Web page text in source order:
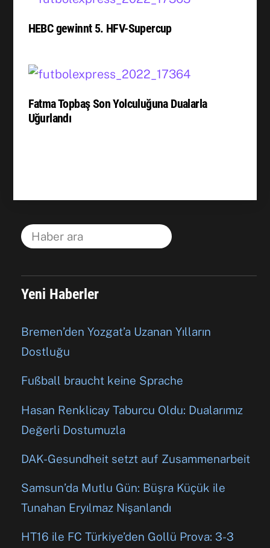
HEBC gewinnt 5. HFV-Supercup
Fatma Topbaş Son Yolculuğuna Dualarla
Uğurlandı
Yeni Haberler
Bremen’den Yozgat’a Uzanan Yılların
Dostluğu
Fußball braucht keine Sprache
Hasan Renklicay Taburcu Oldu: Dualarımız
Değerli Dostumuzla
DAK-Gesundheit setzt auf Zusammenarbeit
Samsun’da Mutlu Gün: Büşra Küçük ile
Tunahan Eryılmaz Nişanlandı
HT16 ile FC Türkiye’den Gollü Prova: 3-3